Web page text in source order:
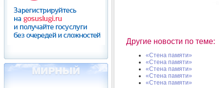
Другие новости по теме:
«Стена памяти»
«Стена памяти»
«Стена памяти»
«Стена памяти»
«Стена памяти»